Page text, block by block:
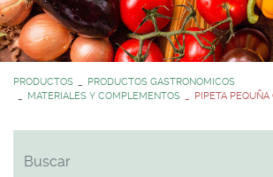
PRODUCTOS
PRODUCTOS GASTRONOMICOS
MATERIALES Y COMPLEMENTOS
PIPETA